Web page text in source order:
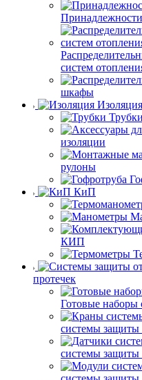
систем
шкафы
Изоляция
Трубки
изоляции
рулоны
КиП
КИП
протечек
Готовые наборы
системы защиты
системы защиты